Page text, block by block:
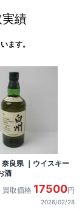
績
ます。
良県 ｜ウイスキー
酒
買取価格 17500円
2026/02/28